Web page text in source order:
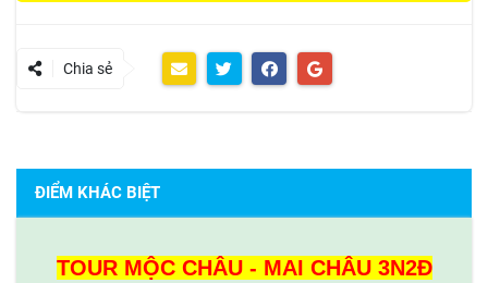
Chia sẻ
ĐIỂM KHÁC BIỆT
TOUR MỘC CHÂU - MAI CHÂU 3N2Đ